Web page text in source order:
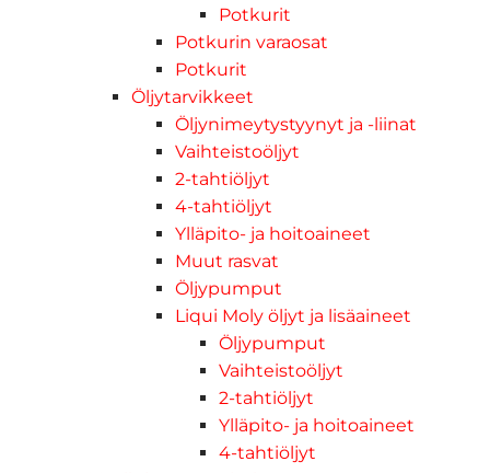
Potkurit
Potkurin varaosat
Potkurit
Öljytarvikkeet
Öljynimeytystyynyt ja -liinat
Vaihteistoöljyt
2-tahtiöljyt
4-tahtiöljyt
Ylläpito- ja hoitoaineet
Muut rasvat
Öljypumput
Liqui Moly öljyt ja lisäaineet
Öljypumput
Vaihteistoöljyt
2-tahtiöljyt
Ylläpito- ja hoitoaineet
4-tahtiöljyt